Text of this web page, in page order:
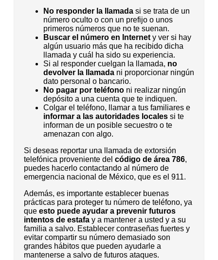
No responder la llamada si se trata de un
número oculto o con un prefijo o unos
primeros números que no te suenan.
Buscar el número en Internet y ver si hay
algún usuario más que ha recibido dicha
llamada y cuál ha sido su experiencia.
Si al responder cuelgan la llamada, no
devolver la llamada ni proporcionar ningún
dato personal o bancario.
No pagar por teléfono ni realizar ningún
depósito a una cuenta que te indiquen.
Colgar el teléfono, llamar a tus familiares e
informar a las autoridades locales si te
informan de un posible secuestro o te
amenazan con algo.
Si deseas reportar una llamada de extorsión
telefónica proveniente del código de área 786,
puedes hacerlo contactando al número de
emergencia nacional de México, que es el 911.
Además, es importante establecer buenas
prácticas para proteger tu número de teléfono, ya
que esto puede ayudar a prevenir futuros
intentos de estafa y a mantener a usted y a su
familia a salvo. Establecer contraseñas fuertes y
evitar compartir su número demasiado son
grandes hábitos que pueden ayudarle a
mantenerse a salvo de futuros ataques.